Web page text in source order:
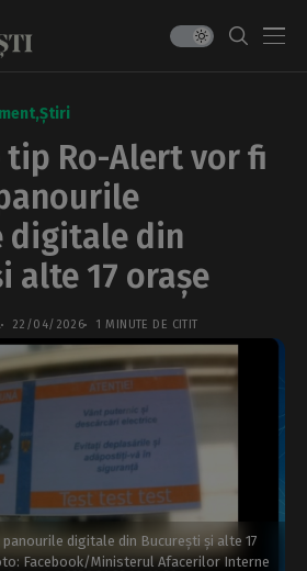
Știri
Ro-Alert vor fi
digitale din
alte 17 orașe
22/04/2026 1 MINUTE DE CITIT
digitale din București și alte 17
Facebook/Ministerul Afacerilor Interne